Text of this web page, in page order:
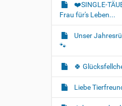
❤️SINGLE-
Frau für's Leben...
Unser
🐾
🍀
Liebe